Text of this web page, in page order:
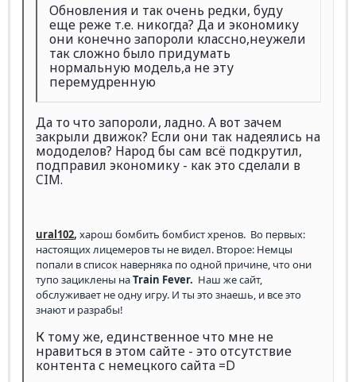
Обновления и так очень редки, буду
еще реже т.е. никогда? Да и экономику
они конечно запороли классно,неужели
так сложно было придумать
нормальную модель,а не эту
перемудренную
Да то что запороли, ладно. А вот зачем
закрыли движок? Если они так надеялись на
мододелов? Народ бы сам всё подкрутил,
подправил экономику - как это сделали в
CIM.
ural102, харош бомбить бомбист хренов. Во первых:
настоящих лицемеров ты не видел. Второе: Немцы
попали в список наверняка по одной причине, что они
тупо зациклены наTrain Fever. Наш же сайт,
обслуживает не одну игру. И ты это знаешь, и все это
знают и разрабы!
К тому же, единственное что мне не
нравиться в этом сайте - это отсутствие
контента с немецкого сайта =D